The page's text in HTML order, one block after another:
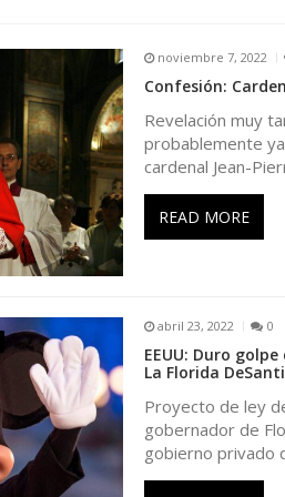
noviembre 7, 2022
Confesión:
Revelación muy
probablemente
cardenal Jean-
READ MORE
abril 23, 2022 0
EEUU: Duro
La Florida
Proyecto de ley
gobernador de
gobierno privado